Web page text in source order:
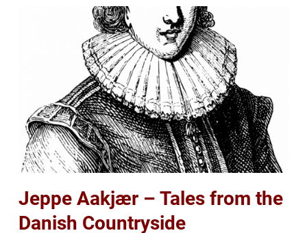
Jeppe Aakjær – Tales from the
Danish Countryside